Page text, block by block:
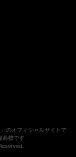
のオフィシャルサイトで
商標です